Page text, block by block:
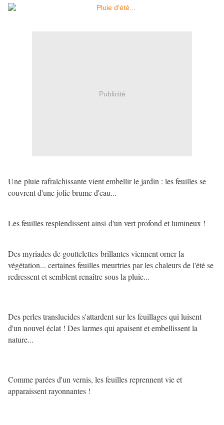
Publicité
Une pluie rafraîchissante vient embellir le jardin : les feuilles se
couvrent d'une jolie brume d'eau...
Les feuilles resplendissent ainsi d'un vert profond et lumineux !
Des myriades de gouttelettes brillantes viennent orner la
végétation... certaines feuilles meurtries par les chaleurs de l'été se
redressent et semblent renaître sous la pluie...
Des perles translucides s'attardent sur les feuillages qui luisent
d'un nouvel éclat ! Des larmes qui apaisent et embellissent la
nature...
Comme parées d'un vernis, les feuilles reprennent vie et
apparaissent rayonnantes !